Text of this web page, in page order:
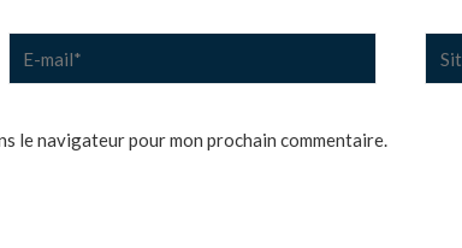
mail*
le navigateur pour mon prochain commentaire.